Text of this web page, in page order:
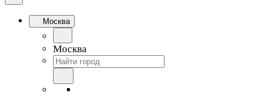
Москва
Москва